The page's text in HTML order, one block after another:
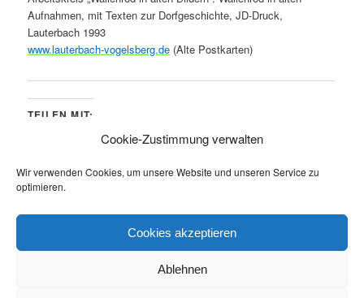
Cookie-Zustimmung verwalten
Wir verwenden Cookies, um unsere Website und unseren Service zu
optimieren.
Cookies akzeptieren
Ablehnen
Aufnahmen, mit Texten zur Dorfgeschichte, JD-Druck,
Lauterbach 1993
www.lauterbach-vogelsberg.de (Alte Postkarten)
TEILEN MIT:
WhatsApp Drucken
GEFÄLLT MIR: